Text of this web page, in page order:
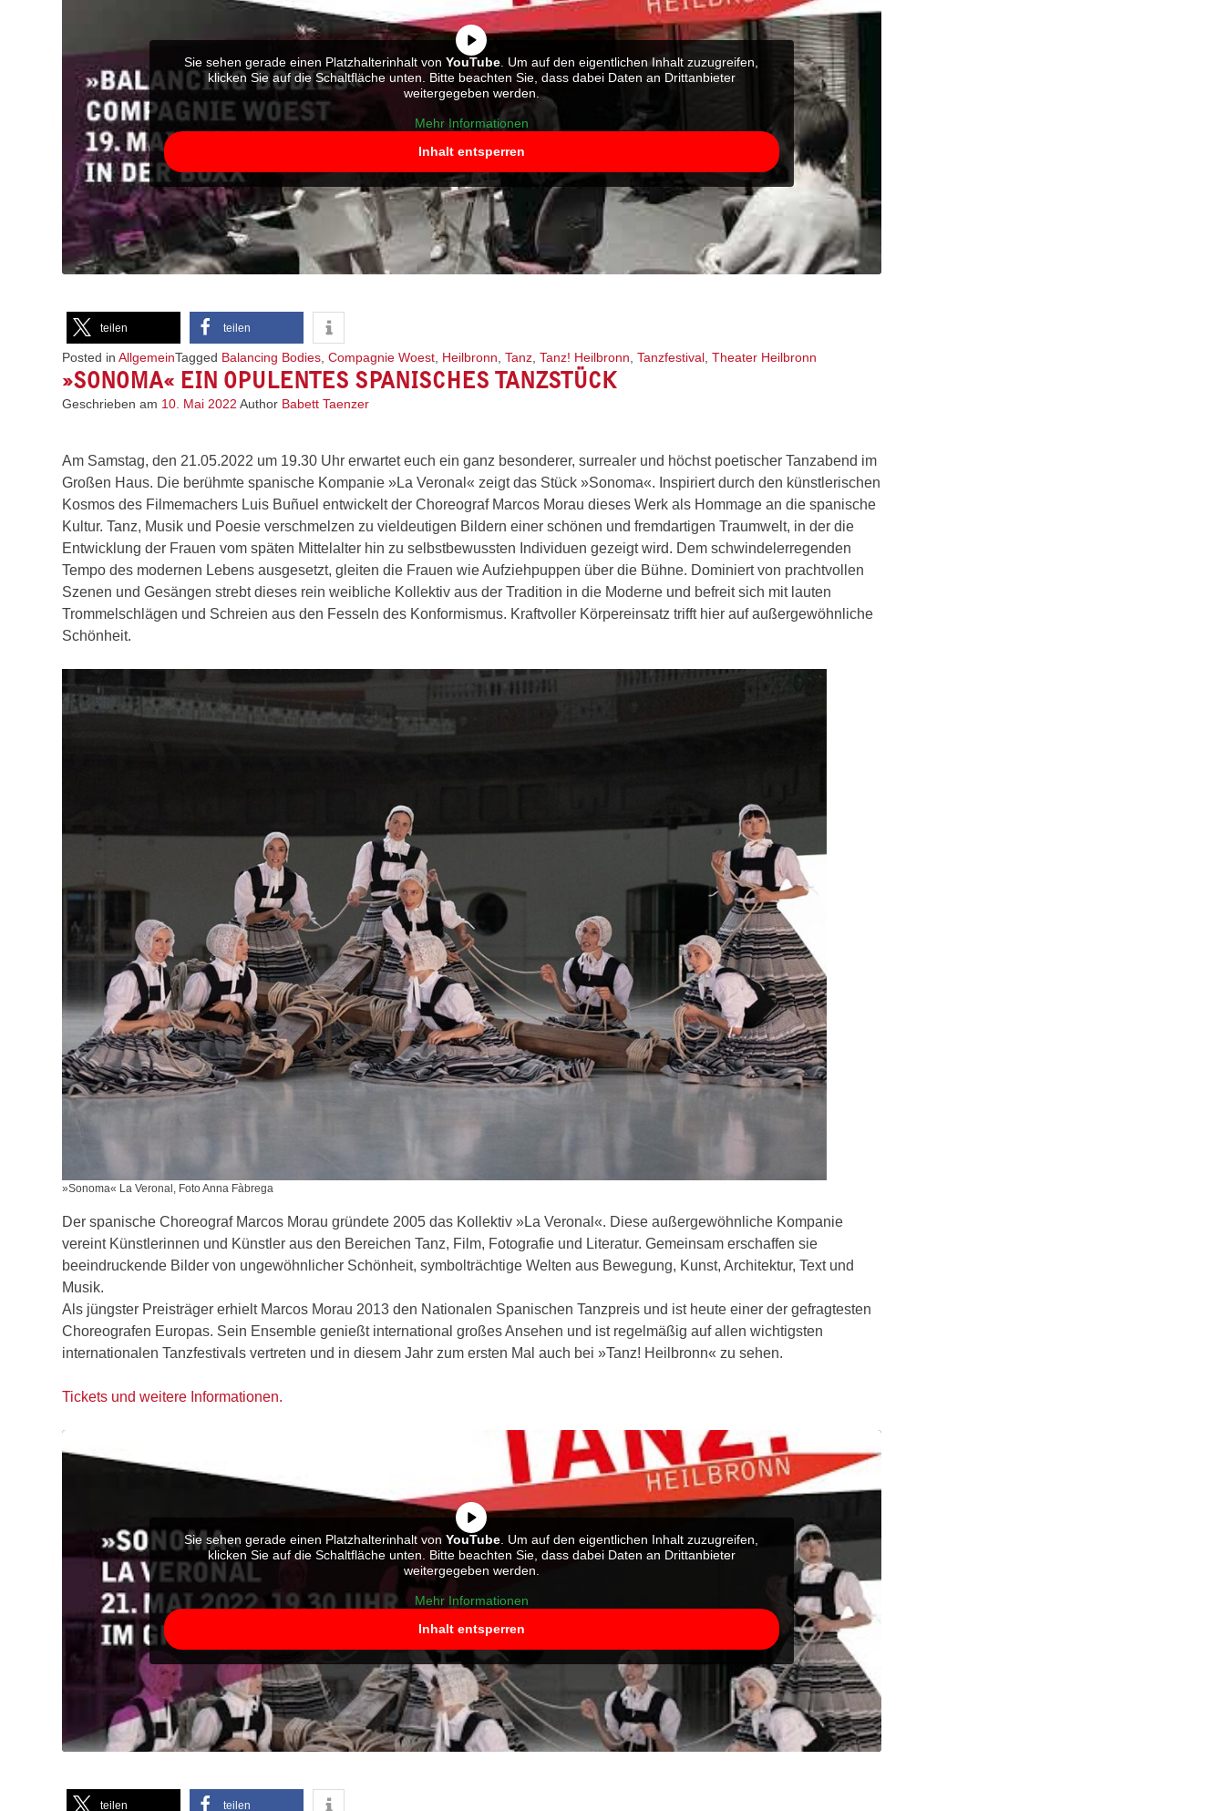
Sie sehen gerade einen Platzhalterinhalt vonYouTube. Um auf den eigentlichen Inhalt zuzugreifen,
klicken Sie auf die Schaltfläche unten. Bitte beachten Sie, dass dabei Daten an Drittanbieter
weitergegeben werden.
Mehr Informationen
Inhalt entsperren
teilen teilen
Posted in AllgemeinTagged Balancing Bodies, Compagnie Woest, Heilbronn, Tanz, Tanz! Heilbronn, Tanzfestival, Theater Heilbronn
»SONOMA« EIN OPULENTES SPANISCHES TANZSTÜCK
Geschrieben am 10. Mai 2022 Author Babett Taenzer
Am Samstag, den 21.05.2022 um 19.30 Uhr erwartet euch ein ganz besonderer, surrealer und höchst poetischer Tanzabend im
Großen Haus. Die berühmte spanische Kompanie »La Veronal« zeigt das Stück »Sonoma«. Inspiriert durch den künstlerischen
Kosmos des Filmemachers Luis Buñuel entwickelt der Choreograf Marcos Morau dieses Werk als Hommage an die spanische
Kultur. Tanz, Musik und Poesie verschmelzen zu vieldeutigen Bildern einer schönen und fremdartigen Traumwelt, in der die
Entwicklung der Frauen vom späten Mittelalter hin zu selbstbewussten Individuen gezeigt wird. Dem schwindelerregenden
Tempo des modernen Lebens ausgesetzt, gleiten die Frauen wie Aufziehpuppen über die Bühne. Dominiert von prachtvollen
Szenen und Gesängen strebt dieses rein weibliche Kollektiv aus der Tradition in die Moderne und befreit sich mit lauten
Trommelschlägen und Schreien aus den Fesseln des Konformismus. Kraftvoller Körpereinsatz trifft hier auf außergewöhnliche
Schönheit.
»Sonoma« La Veronal, Foto Anna Fàbrega
Der spanische Choreograf Marcos Morau gründete 2005 das Kollektiv »La Veronal«. Diese außergewöhnliche Kompanie
vereint Künstlerinnen und Künstler aus den Bereichen Tanz, Film, Fotografie und Literatur. Gemeinsam erschaffen sie
beeindruckende Bilder von ungewöhnlicher Schönheit, symbolträchtige Welten aus Bewegung, Kunst, Architektur, Text und
Musik.
Als jüngster Preisträger erhielt Marcos Morau 2013 den Nationalen Spanischen Tanzpreis und ist heute einer der gefragtesten
Choreografen Europas. Sein Ensemble genießt international großes Ansehen und ist regelmäßig auf allen wichtigsten
internationalen Tanzfestivals vertreten und in diesem Jahr zum ersten Mal auch bei »Tanz! Heilbronn« zu sehen.
Tickets und weitere Informationen.
Sie sehen gerade einen Platzhalterinhalt vonYouTube . Um auf den eigentlichen Inhalt zuzugreifen,
klicken Sie auf die Schaltfläche unten. Bitte beachten Sie, dass dabei Daten an Drittanbieter
weitergegeben werden.
Mehr Informationen
Inhalt entsperren
teilen teilen